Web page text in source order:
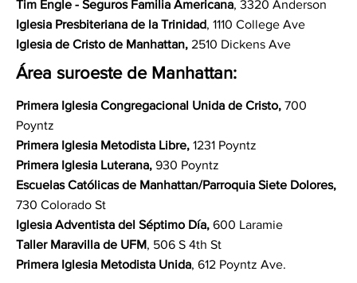
Tim Engle - Seguros Familia Americana, 3320 Anderson
Iglesia Presbiteriana de la Trinidad, 1110 College Ave
Iglesia de Cristo de Manhattan,2510 Dickens Ave
Área suroeste de Manhattan:
Primera Iglesia Congregacional Unida de Cristo,700
Poyntz
Primera Iglesia Metodista Libre,1231 Poyntz
Primera Iglesia Luterana,930 Poyntz
Escuelas Católicas de Manhattan/Parroquia Siete Dolores,
730 Colorado St
Iglesia Adventista del Séptimo Día,600 Laramie
Taller Maravilla de UFM, 506 S 4th St
Primera Iglesia Metodista Unida, 612 Poyntz Ave.